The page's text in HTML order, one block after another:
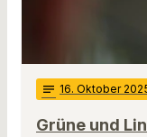
notes 16. Oktober
Grüne und